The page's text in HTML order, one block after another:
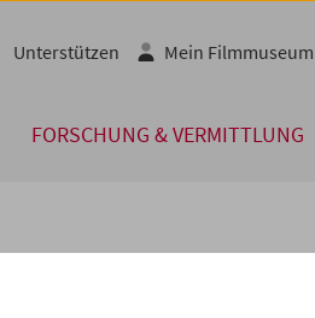
FORSCHUNG & VERMITTLUNG
Unterstützen Mein Filmmuseum